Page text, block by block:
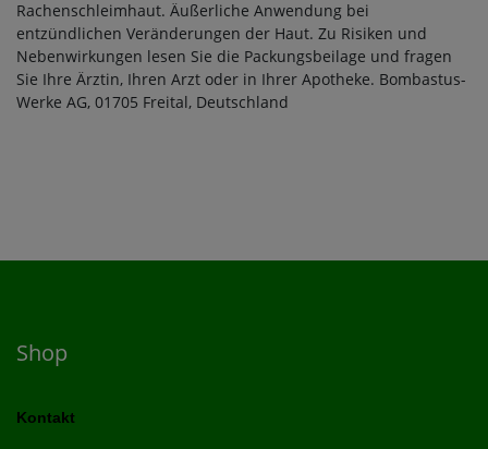
Rachenschleimhaut. Äußerliche Anwendung bei
entzündlichen Veränderungen der Haut. Zu Risiken und
Nebenwirkungen lesen Sie die Packungsbeilage und fragen
Sie Ihre Ärztin, Ihren Arzt oder in Ihrer Apotheke. Bombastus-
Werke AG, 01705 Freital, Deutschland
Shop
Kontakt